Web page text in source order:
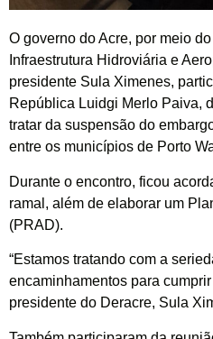
O governo do Acre, por meio
Infraestrutura Hidroviária e
presidente Sula Ximenes,
República Luidgi Merlo Paiva,
tratar da suspensão do
entre os municípios de Porto
Durante o encontro, ficou
ramal, além de elaborar um
(PRAD).
“Estamos tratando com a
encaminhamentos para
presidente do Deracre, Sula